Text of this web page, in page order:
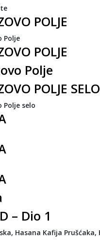
POLJE
Polje
POLJE
Polje
POLJE SELO
Polje selo
– Dio 1
Hasana Kafija Prušćaka,